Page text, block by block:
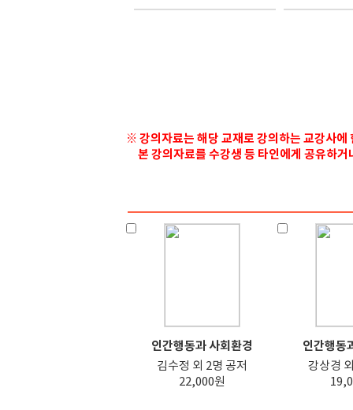
※ 강의자료는 해당 교재로 강의하는 교강사에
본 강의자료를 수강생 등 타인에게 공유하
인간행동과 사회환경
김수정 외 2명 공저
22,000원
인간행동
강상경